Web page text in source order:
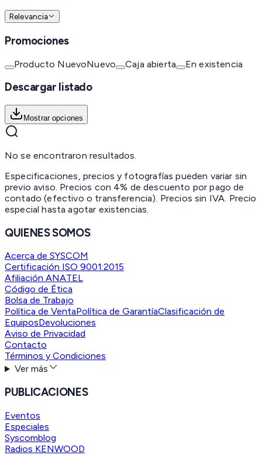
Relevancia
Promociones
Producto NuevoNuevo Caja abierta En existencia
Descargar listado
Mostrar opciones
No se encontraron resultados.
Especificaciones, precios y fotografías pueden variar sin
previo aviso. Precios con 4% de descuento por pago de
contado (efectivo o transferencia). Precios sin IVA. Precio
especial hasta agotar existencias.
QUIENES SOMOS
Acerca de SYSCOM
Certificación ISO 9001:2015
Afiliación ANATEL
Código de Ética
Bolsa de Trabajo
Política de VentaPolítica de GarantíaClasificación de
EquiposDevoluciones
Aviso de Privacidad
Contacto
Términos y Condiciones
Ver más
PUBLICACIONES
Eventos
Especiales
Syscomblog
Radios KENWOOD